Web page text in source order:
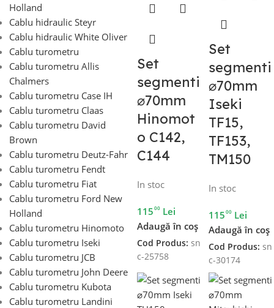
Holland
Cablu hidraulic Steyr
Cablu hidraulic White Oliver
Cablu turometru
Cablu turometru Allis
Chalmers
Cablu turometru Case IH
Cablu turometru Claas
Cablu turometru David
Brown
Cablu turometru Deutz-Fahr
Cablu turometru Fendt
Cablu turometru Fiat
Cablu turometru Ford New
Holland
Cablu turometru Hinomoto
Cablu turometru Iseki
Cablu turometru JCB
Cablu turometru John Deere
Cablu turometru Kubota
Cablu turometru Landini
Set
segmenti
⌀70mm
Hinomot
o C142,
C144
In stoc
11500 Lei
Adaugă în coș
Cod Produs: sn
c-25758
Set
segmenti
⌀70mm
Iseki
TF15,
TF153,
TM150
In stoc
11500 Lei
Adaugă în coș
Cod Produs: sn
c-30174